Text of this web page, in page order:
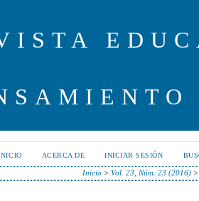
ACERCA DE INICIAR SESIÓN
Inicio >Vol. 23, Núm. 23 (2016)